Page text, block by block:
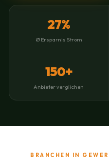
27%
Ø Ersparnis Strom
150+
Anbieter verglichen
BRANCHEN IN